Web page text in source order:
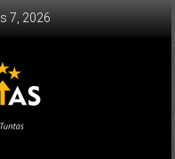
7, 2026